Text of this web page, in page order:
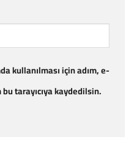
kullanılması için adım, e-
tarayıcıya kaydedilsin.